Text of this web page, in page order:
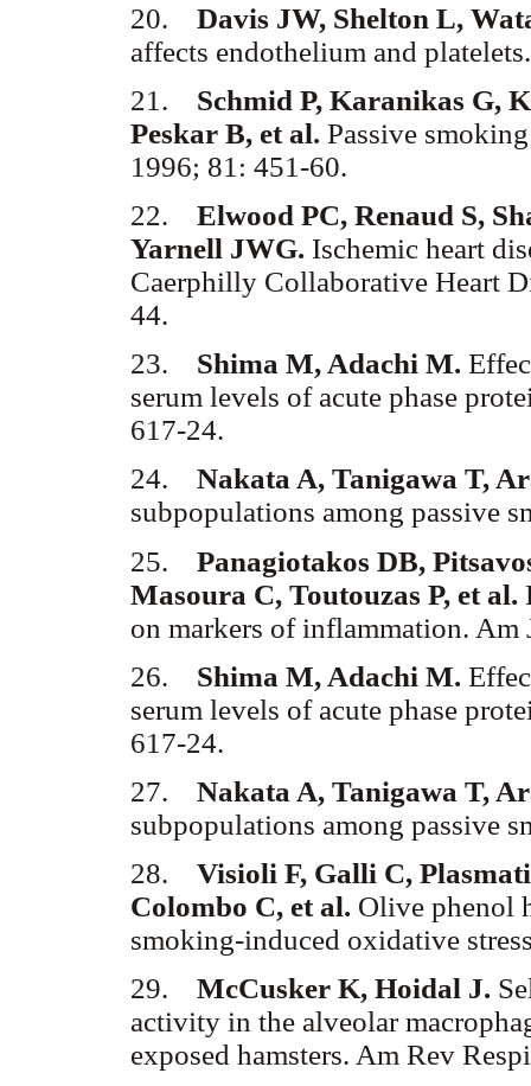
20. Davis JW, Shelton L,
affects endothelium and
21. Schmid P, Karanikas G,
Peskar B, et al. Passive
1996; 81: 451-60.
22. Elwood PC, Renaud S,
Yarnell JWG. Ischemic heart
Caerphilly Collaborative Heart
44.
23. Shima M, Adachi M.
serum levels of acute phase
617-24.
24. Nakata A, Tanigawa T,
subpopulations among passive
25. Panagiotakos DB,
Masoura C, Toutouzas P, et al.
on markers of inflammation.
26. Shima M, Adachi M.
serum levels of acute phase
617-24.
27. Nakata A, Tanigawa T,
subpopulations among passive
28. Visioli F, Galli C,
Colombo C, et al. Olive phenol
smoking-induced oxidative
29. McCusker K, Hoidal J.
activity in the alveolar
exposed hamsters. Am Rev